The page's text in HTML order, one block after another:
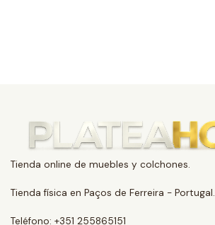
Tienda online de muebles y colchones.
Tienda física en Paços de Ferreira - Portugal.
Teléfono: +351 255865151